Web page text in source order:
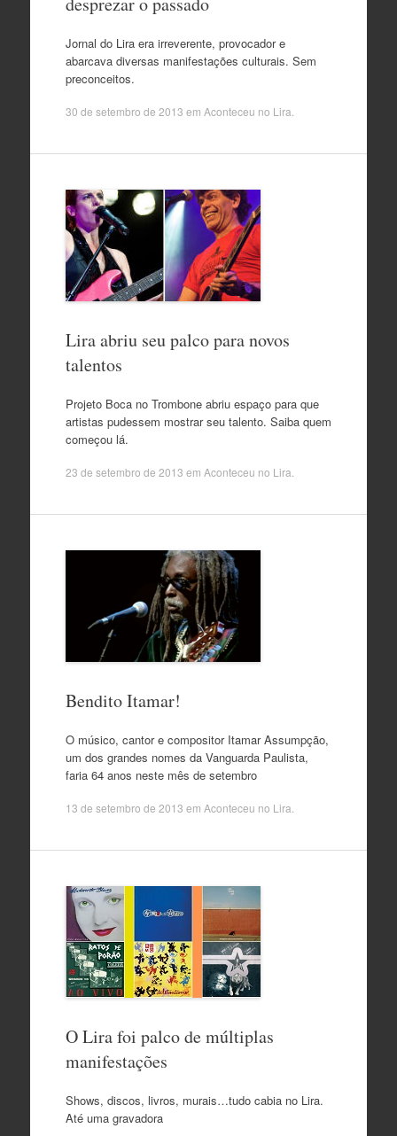
Jornal do Lira era irreverente, provocador e
abarcava diversas manifestações culturais. Sem
preconceitos.
30 de setembro de 2013 em Aconteceu no Lira
Lira abriu seu palco para novos
talentos
Projeto Boca no Trombone abriu espaço para que
artistas pudessem mostrar seu talento. Saiba quem
começou lá.
23 de setembro de 2013 em Aconteceu no Lira
Bendito Itamar!
O músico, cantor e compositor Itamar Assumpção,
um dos grandes nomes da Vanguarda Paulista,
faria 64 anos neste mês de setembro
13 de setembro de 2013 em Aconteceu no Lira
O Lira foi palco de múltiplas
manifestações
Shows, discos, livros, murais…tudo cabia no Lira.
Até uma gravadora